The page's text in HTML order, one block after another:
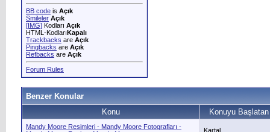
BB code is Açık
Smileler Açık
[IMG] Kodları Açık
HTML-KodlarıKapalı
Trackbacks are Açık
Pingbacks are Açık
Refbacks are Açık
Forum Rules
Benzer Konular
Konu
Konuyu Başlatan
Mandy Moore Resimleri - Mandy Moore Fotografları -
Kartal